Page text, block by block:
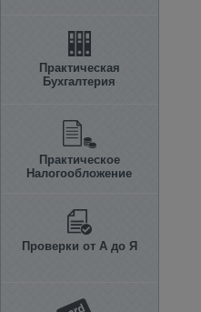
Практическая
Бухгалтерия
Практическое
Налогообложение
Проверки от А до Я